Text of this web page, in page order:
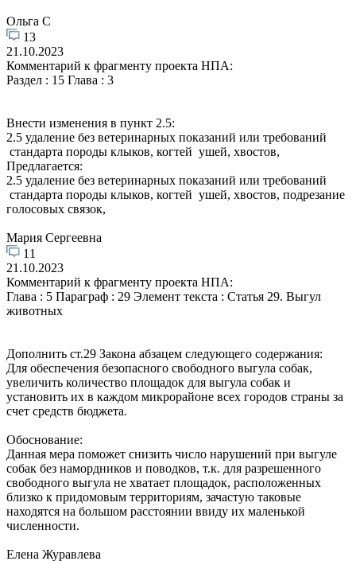
Ольга С
13
21.10.2023
Комментарий к фрагменту проекта НПА:
Раздел : 15 Глава : 3
Внести изменения в пункт 2.5:
2.5 удаление без ветеринарных показаний или требований
стандарта породы клыков, когтей ушей, хвостов,
Предлагается:
2.5 удаление без ветеринарных показаний или требований
стандарта породы клыков, когтей ушей, хвостов, подрезание
голосовых связок,
Мария Сергеевна
11
21.10.2023
Комментарий к фрагменту проекта НПА:
Глава : 5 Параграф : 29 Элемент текста : Статья 29. Выгул
животных
Дополнить ст.29 Закона абзацем следующего содержания:
Для обеспечения безопасного свободного выгула собак,
увеличить количество площадок для выгула собак и
установить их в каждом микрорайоне всех городов страны за
счет средств бюджета.
Обоснование:
Данная мера поможет снизить число нарушений при выгуле
собак без намордников и поводков, т.к. для разрешенного
свободного выгула не хватает площадок, расположенных
близко к придомовым территориям, зачастую таковые
находятся на большом расстоянии ввиду их маленькой
численности.
Елена Журавлева